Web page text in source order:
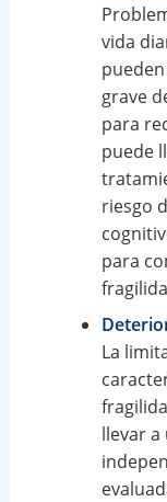
vida
grave
para
puede
riesgo
para
La
llevar